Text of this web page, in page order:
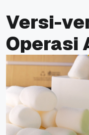
Versi-
Operasi